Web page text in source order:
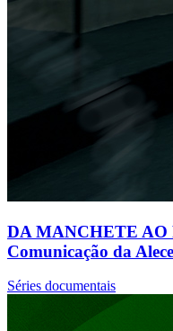
DA MANCHETE AO
Comunicação da Alece
Séries documentais